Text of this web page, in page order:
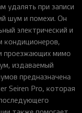
удалять при записи
шум и помехи. Он
электрический и
кондиционеров,
проезжающих мимо
издаваемый
предназначена
Seiren Pro, которая